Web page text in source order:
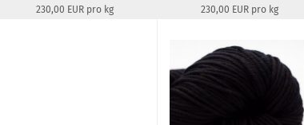
230,00 EUR pro kg 230,00 EUR pro kg